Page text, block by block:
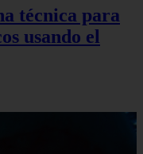
técnica para
usando el